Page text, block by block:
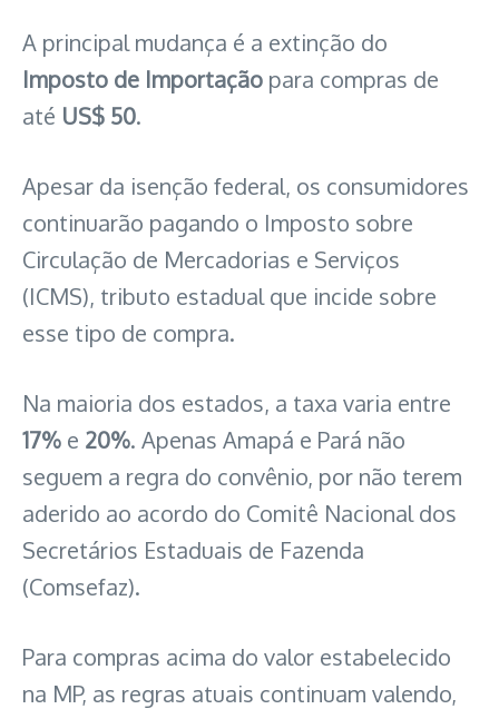
A principal mudança é a extinção do
Imposto de Importação para compras de
até US$ 50.
Apesar da isenção federal, os consumidores
continuarão pagando o Imposto sobre
Circulação de Mercadorias e Serviços
(ICMS), tributo estadual que incide sobre
esse tipo de compra.
Na maioria dos estados, a taxa varia entre
17% e 20%. Apenas Amapá e Pará não
seguem a regra do convênio, por não terem
aderido ao acordo do Comitê Nacional dos
Secretários Estaduais de Fazenda
(Comsefaz).
Para compras acima do valor estabelecido
na MP, as regras atuais continuam valendo,